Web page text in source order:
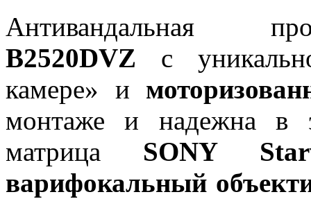
Антивандальная
B2520DVZ с
камере» и
монтаже и надежна в
матрица SONY
варифокальный